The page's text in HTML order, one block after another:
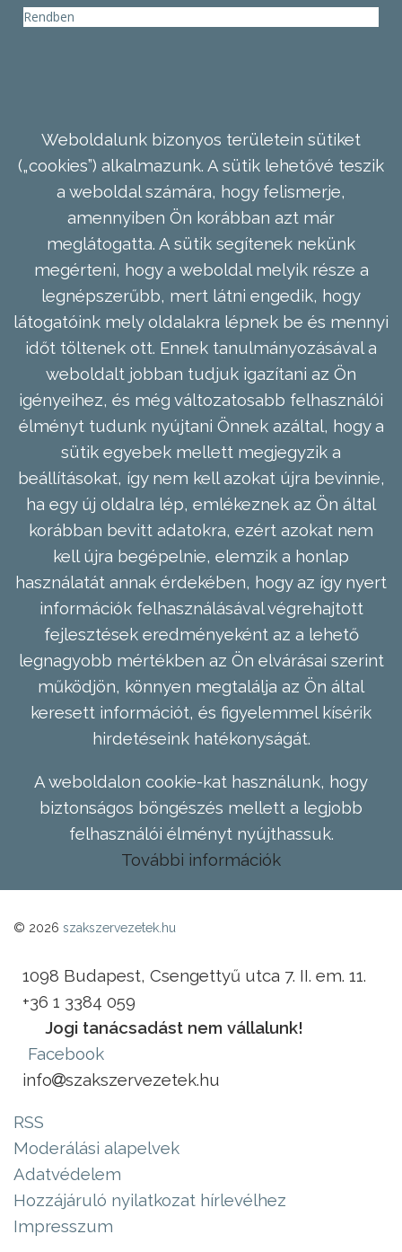
Rendben
Weboldalunk bizonyos területein sütiket
(„cookies”) alkalmazunk. A sütik lehetővé teszik
a weboldal számára, hogy felismerje,
amennyiben Ön korábban azt már
meglátogatta. A sütik segítenek nekünk
megérteni, hogy a weboldal melyik része a
legnépszerűbb, mert látni engedik, hogy
látogatóink mely oldalakra lépnek be és mennyi
időt töltenek ott. Ennek tanulmányozásával a
weboldalt jobban tudjuk igazítani az Ön
igényeihez, és még változatosabb felhasználói
élményt tudunk nyújtani Önnek azáltal, hogy a
sütik egyebek mellett megjegyzik a
beállításokat, így nem kell azokat újra bevinnie,
ha egy új oldalra lép, emlékeznek az Ön által
korábban bevitt adatokra, ezért azokat nem
kell újra begépelnie, elemzik a honlap
használatát annak érdekében, hogy az így nyert
információk felhasználásával végrehajtott
fejlesztések eredményeként az a lehető
legnagyobb mértékben az Ön elvárásai szerint
működjön, könnyen megtalálja az Ön által
keresett információt, és figyelemmel kísérik
hirdetéseink hatékonyságát.
A weboldalon cookie-kat használunk, hogy
biztonságos böngészés mellett a legjobb
felhasználói élményt nyújthassuk.
További információk
© 2026 szakszervezetek.hu
1098 Budapest, Csengettyű utca 7. II. em. 11.
+36 1 3384 059
Jogi tanácsadást nem vállalunk!
Facebook
info
szakszervezetek.hu
RSS
Moderálási alapelvek
Adatvédelem
Hozzájáruló nyilatkozat hírlevélhez
Impresszum